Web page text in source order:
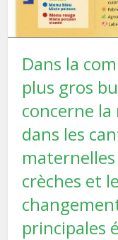
Dans la
plus gros
concerne
dans les
crèches et
principales